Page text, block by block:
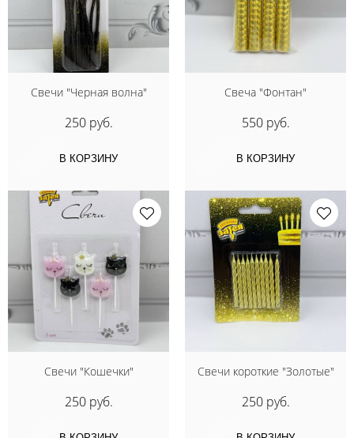
Свечи "Черная волна"
250 руб.
В КОРЗИНУ
Свеча "Фонтан"
550 руб.
В КОРЗИНУ
Свечи "Кошечки"
250 руб.
Свечи короткие "Золотые"
250 руб.